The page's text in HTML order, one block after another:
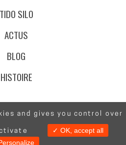
TIDO SILO
ACTUS
BLOG
HISTOIRE
Légales
Données Personnelles
and gives you control over
✓ OK, accept all